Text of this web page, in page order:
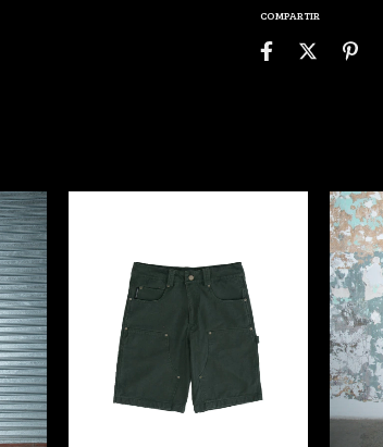
COMPARTIR